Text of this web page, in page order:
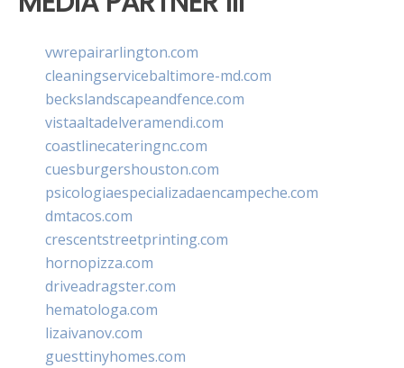
vwrepairarlington.com
cleaningservicebaltimore-md.com
beckslandscapeandfence.com
vistaaltadelveramendi.com
coastlinecateringnc.com
cuesburgershouston.com
psicologiaespecializadaencampeche.com
dmtacos.com
crescentstreetprinting.com
hornopizza.com
driveadragster.com
hematologa.com
lizaivanov.com
guesttinyhomes.com